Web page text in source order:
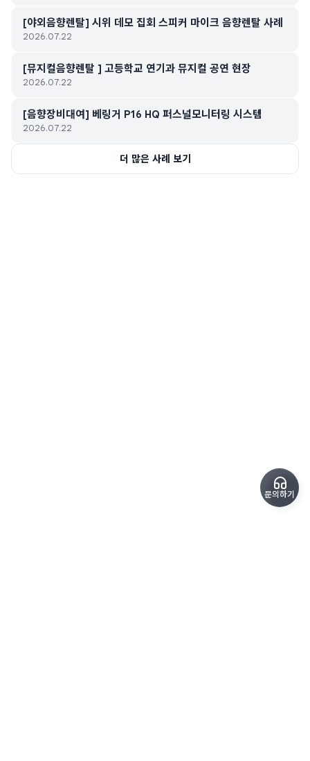
[야외음향렌탈] 시위 데모 집회 스피커 마이크 음향렌탈 사례
2026.07.22
[뮤지컬음향렌탈 ] 고등학교 연기과 뮤지컬 공연 현장
2026.07.22
[음향장비대여] 베링거 P16 HQ 퍼스널모니터링 시스템
2026.07.22
더 많은 사례 보기
문의하기